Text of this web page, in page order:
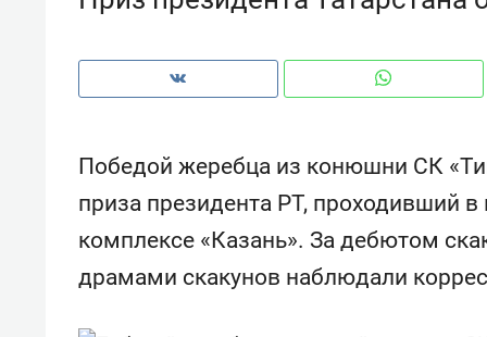
Победой жеребца из конюшни СК
приза президента РТ, проходивший
комплексе «Казань». За дебютом
драмами скакунов наблюдали
рынки, почему надо знать